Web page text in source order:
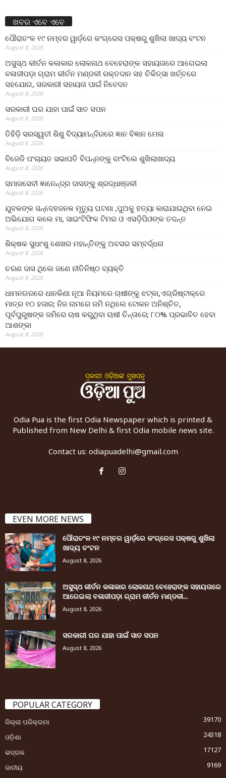
ଖବର ଏବେ ଏବେ
ପୌରାଚଂଳ ୧୯ ନମ୍ବର ୱାର୍ଡ଼ରେ କଂଗ୍ରେସ ପକ୍ଷରୁ ଶୁଖିଲା ଖାଦ୍ୟ ବଂଟନ
August 8, 2026
ଅସୁସ୍ଥ କୀର୍ତନ କଳାକାର ଲୋକନାଥ ବେହେରାଙ୍କ ସହାୟତାରେ ଆଗେଇଲା
ବଳାଜୀପଡ଼ା ଗ୍ରାମ କୀର୍ତନ ମଣ୍ଡଳୀ ରକ୍ତଦାନ ସହ ଚିକିତ୍ସା ଖର୍ଚ୍ଚରେ
ସହଯୋଗ, ସରକାରୀ ସହାୟତା ପାଇଁ ନିବେଦନ
August 8, 2026
ସରକାରୀ ଘର ଯାହା ପାଇଁ ସାତ ସପନ
August 8, 2026
ତିହିଡି଼ ସରସ୍ୱତୀ ଶିଶୁ ବିଦ୍ୟାମନ୍ଦିରରେ ଜ୍ଞାନ ବିଜ୍ଞାନ ମେଳା
August 8, 2026
ବିଜେଡି ପଂଚାୟତ ସଭାପତି ବିପନ୍ନଙ୍କୁ ବାଂଟିଲେ ଶୁଖିଲାଖାଦ୍ୟ
August 8, 2026
ସମାଜସେବୀ ଜ୍ଞାନେନ୍ଦ୍ର ଦାସଙ୍କୁ ଶ୍ରଦ୍ଧାଞ୍ଜଳୀ
August 8, 2026
ଯୁବକଙ୍କ ସନ୍ଦେହଜନକ ମୃତ୍ୟୁ ଘଟଣା ,ପୁଅକୁ ହତ୍ୟା କାରାଯାଇଥିବା ନେଇ
ଅଭିଯୋଗ କଲେ ମା, ସାଇଂଟିଫିକ ଟିମର ଓ ଏସଡ଼ିପିଓଙ୍କ ତଦନ୍ତ
August 8, 2026
ଶିକ୍ଷକ ସୁଧାଂଶୁ ଶେଖର ମହାନ୍ତିଙ୍କୁ ଅବସର ସମ୍ବର୍ଦ୍ଧନା
August 8, 2026
ଚରଣ ଦାସ ଥିଲେ ଜଣେ ନୀତିନିଷ୍ଠ ବ୍ୟକ୍ତି
August 8, 2026
ଧାମନଗରରେ ଧାନକିଣା ନୂଆ ନିୟମରେ ଚାଷୀଙ୍କୁ ଝଟ୍‌କା,ଏଗ୍ରିଷ୍ଟାକ୍‌ରେ
ମାତ୍ର ୧୦ ହଜାର; ନିଜ ନାମରେ ଜମି ନଥିଲେ ଟୋକନ ଅନିଶ୍ଚିତ,
ପୂର୍ବପୁରୁଷଙ୍କ ଜମିରେ ଚାଷ କରୁଥିବା ଚାଷୀ ଚିନ୍ତାରେ; ୮୦% ପ୍ରଭାବିତ ହେବା
ଆଶଙ୍କା
August 8, 2026
Odia Pua is the first Odia Newspaper which is printed &
Published from New Delhi & first Odia mobile news site.
Contact us: odiapuadelhi@gmail.com
EVEN MORE NEWS
ପୌରାଚଂଳ ୧୯ ନମ୍ବର ୱାର୍ଡ଼ରେ କଂଗ୍ରେସ ପକ୍ଷରୁ ଶୁଖିଲା
ଖାଦ୍ୟ ବଂଟନ
August 8, 2026
ଅସୁସ୍ଥ କୀର୍ତନ କଳାକାର ଲୋକନାଥ ବେହେରାଙ୍କ ସହାୟତାରେ
ଆଗେଇଲା ବଳାଜୀପଡ଼ା ଗ୍ରାମ କୀର୍ତନ ମଣ୍ଡଳୀ...
August 8, 2026
ସରକାରୀ ଘର ଯାହା ପାଇଁ ସାତ ସପନ
August 8, 2026
POPULAR CATEGORY
ଜିଲ୍ଲା ପରିକ୍ରମା
39170
ଓଡ଼ିଶା
24318
ଭଦ୍ରକ
17127
ଜାତୀୟ
9169